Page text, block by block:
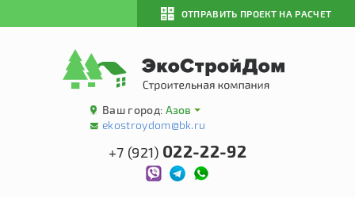
ОТПРАВИТЬ ПРОЕКТ НА РАСЧЕТ
Ваш город: Азов
ekostroydom@bk.ru
+7 (921) 022-22-92